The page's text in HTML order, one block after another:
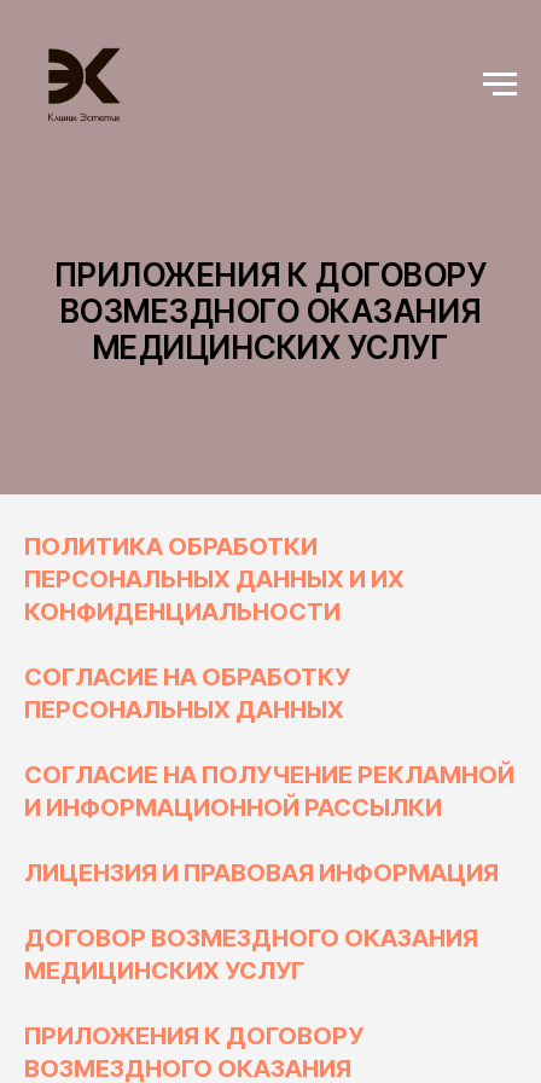
ПРИЛОЖЕНИЯ К ДОГОВОРУ
ВОЗМЕЗДНОГО ОКАЗАНИЯ
МЕДИЦИНСКИХ УСЛУГ
ПОЛИТИКА ОБРАБОТКИ
ПЕРСОНАЛЬНЫХ ДАННЫХ И ИХ
КОНФИДЕНЦИАЛЬНОСТИ
СОГЛАСИЕ НА ОБРАБОТКУ
ПЕРСОНАЛЬНЫХ ДАННЫХ
СОГЛАСИЕ НА ПОЛУЧЕНИЕ РЕКЛАМНОЙ
И ИНФОРМАЦИОННОЙ РАССЫЛКИ
ЛИЦЕНЗИЯ И ПРАВОВАЯ ИНФОРМАЦИЯ
ДОГОВОР ВОЗМЕЗДНОГО ОКАЗАНИЯ
МЕДИЦИНСКИХ УСЛУГ
ПРИЛОЖЕНИЯ К ДОГОВОРУ
ВОЗМЕЗДНОГО ОКАЗАНИЯ